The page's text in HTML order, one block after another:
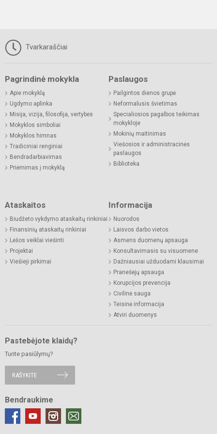
Tvarkaraščiai
Pagrindinė mokykla
Apie mokyklą
Ugdymo aplinka
Misija, vizija, filosofija, vertybės
Mokyklos simboliai
Mokyklos himnas
Tradiciniai renginiai
Bendradarbiavimas
Priėmimas į mokyklą
Paslaugos
Pailgintos dienos grupė
Neformalusis švietimas
Specialiosios pagalbos teikimas
mokykloje
Mokinių maitinimas
Viešosios ir administracinės
paslaugos
Biblioteka
Ataskaitos
Biudžeto vykdymo ataskaitų rinkiniai
Finansinių ataskaitų rinkiniai
Lėšos veiklai viešinti
Projektai
Viešieji pirkimai
Informacija
Nuorodos
Laisvos darbo vietos
Asmens duomenų apsauga
Konsultavimasis su visuomene
Dažniausiai užduodami klausimai
Pranešėjų apsauga
Korupcijos prevencija
Civilinė sauga
Teisinė informacija
Atviri duomenys
Pastebėjote klaidų?
Turite pasiūlymų?
RAŠYKITE
Bendraukime